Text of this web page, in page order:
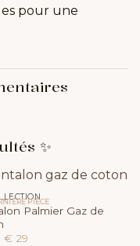
pour une
✨
PIÈCE
Palmier Gaz de
Le
€ 29Le